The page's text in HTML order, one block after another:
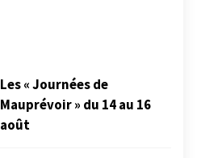
Les « Journées de
Mauprévoir » du 14 au 16
août